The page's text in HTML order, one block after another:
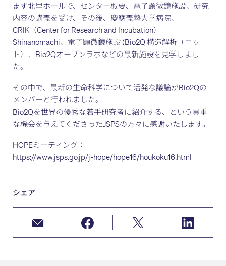
まず北里ホールで、センター概要、電子顕微鏡施設、研究
内容の講義を受け、その後、慶應義塾大学病院、
CRIK（Center for Research and Incubation）
Shinanomachi、電子顕微鏡施設 (Bio2Q 構造解析ユニッ
ト）、Bio2Qオープンラボなどの最新施設を見学しまし
た。
その中で、最新の生命科学について活発な議論がBio2Qの
メンバーと行われました。
Bio2Qを世界の優秀な若手研究者に紹介する、という貴重
な機会を与えてくださったJSPSの方々に感謝いたします。
HOPEミーティング：
https://www.jsps.go.jp/j-hope/hope16/houkoku16.html
シェア